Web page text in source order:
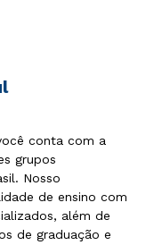
conta com a
grupos
Nosso
de ensino com
além de
de graduação e